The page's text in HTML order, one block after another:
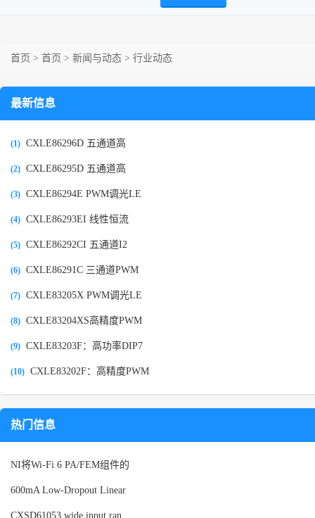
首页 > 首页 > 新闻与动态 > 行业动态
最新信息
(1) CXLE86296D 五通道高
(2) CXLE86295D 五通道高
(3) CXLE86294E PWM调光LE
(4) CXLE86293EI 线性恒流
(5) CXLE86292CI 五通道I2
(6) CXLE86291C 三通道PWM
(7) CXLE83205X PWM调光LE
(8) CXLE83204XS高精度PWM
(9) CXLE83203F：高功率DIP7
(10) CXLE83202F：高精度PWM
热门信息
NI将Wi-Fi 6 PA/FEM组件的
600mA Low-Dropout Linear
CXSD61053 wide input ran